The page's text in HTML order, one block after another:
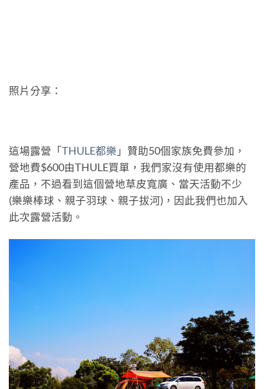
照片分享：
這場露營「THULE都樂 」贊助50個家族免費參加，
營地費$600由THULE買單，我們家沒有使用都樂的
產品，不過看到這個營地草皮寬廣、當天活動不少
(樂樂棒球、親子羽球、親子拔河)，因此我們也加入
此次露營活動。